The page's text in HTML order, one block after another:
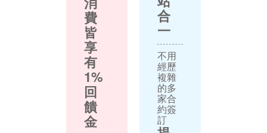
費
皆
享
有
1%
回
饋
金
合
一
不用
經歷
複雜
的多
家合
約簽
訂